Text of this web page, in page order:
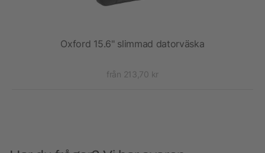
Oxford 15.6" slimmad datorväska
från 213,70 kr